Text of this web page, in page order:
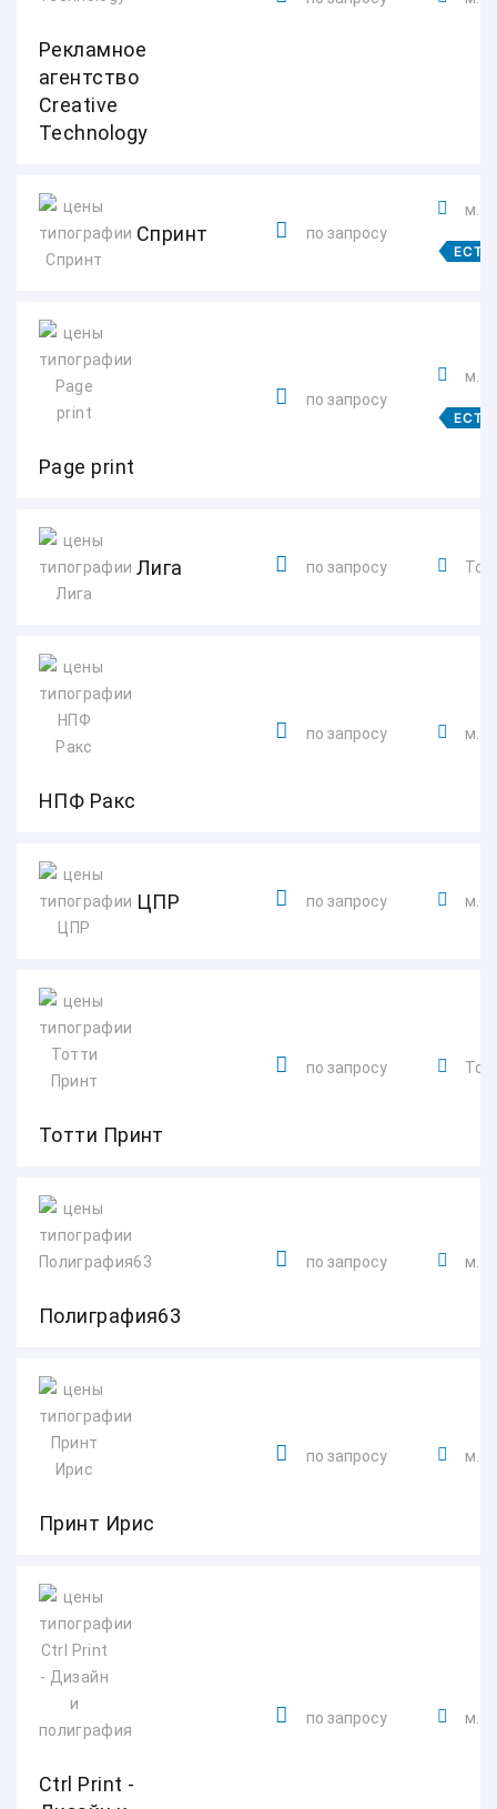
Рекламное
агентство
Creative
Technology
Спринт по запросу
м.
Page print
по запросу
м.
Лига по запросу
НПФ Ракс
по запросу м.
ЦПР по запросу м.
Тотти Принт
по запросу
Полиграфия63
по запросу м.
Принт Ирис
по запросу м.
Ctrl Print -
по запросу м.